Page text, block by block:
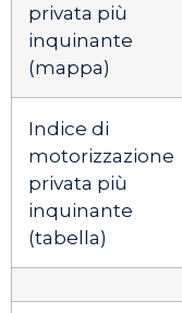
privata più
inquinante
(mappa)
Indice di
motorizzazione
privata più
inquinante
(tabella)